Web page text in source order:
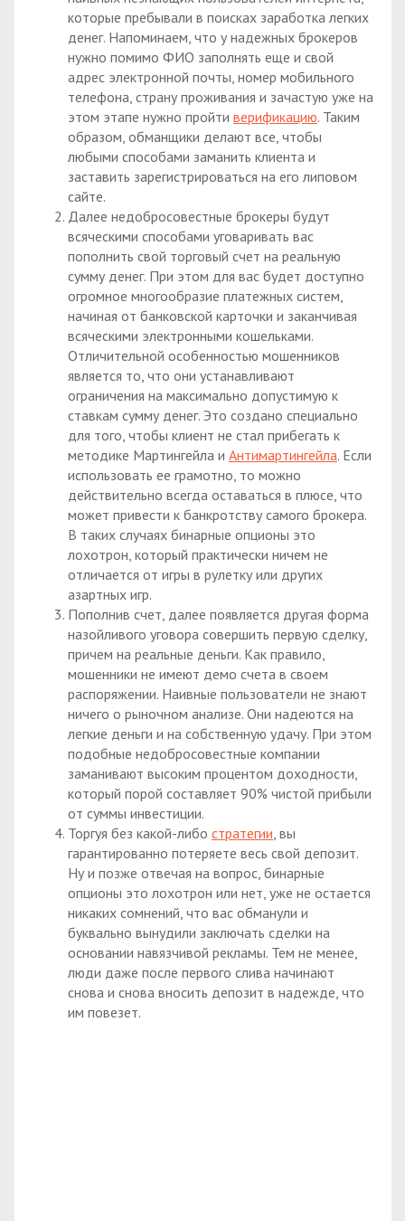
которые пребывали в поисках заработка легких
денег. Напоминаем, что у надежных брокеров
нужно помимо ФИО заполнять еще и свой
адрес электронной почты, номер мобильного
телефона, страну проживания и зачастую уже на
этом этапе нужно пройти верификацию. Таким
образом, обманщики делают все, чтобы
любыми способами заманить клиента и
заставить зарегистрироваться на его липовом
сайте.
Далее недобросовестные брокеры будут
всяческими способами уговаривать вас
пополнить свой торговый счет на реальную
сумму денег. При этом для вас будет доступно
огромное многообразие платежных систем,
начиная от банковской карточки и заканчивая
всяческими электронными кошельками.
Отличительной особенностью мошенников
является то, что они устанавливают
ограничения на максимально допустимую к
ставкам сумму денег. Это создано специально
для того, чтобы клиент не стал прибегать к
методике Мартингейла и Антимартингейла. Если
использовать ее грамотно, то можно
действительно всегда оставаться в плюсе, что
может привести к банкротству самого брокера.
В таких случаях бинарные опционы это
лохотрон, который практически ничем не
отличается от игры в рулетку или других
азартных игр.
Пополнив счет, далее появляется другая форма
назойливого уговора совершить первую сделку,
причем на реальные деньги. Как правило,
мошенники не имеют демо счета в своем
распоряжении. Наивные пользователи не знают
ничего о рыночном анализе. Они надеются на
легкие деньги и на собственную удачу. При этом
подобные недобросовестные компании
заманивают высоким процентом доходности,
который порой составляет 90% чистой прибыли
от суммы инвестиции.
Торгуя без какой-либо стратегии, вы
гарантированно потеряете весь свой депозит.
Ну и позже отвечая на вопрос, бинарные
опционы это лохотрон или нет, уже не остается
никаких сомнений, что вас обманули и
буквально вынудили заключать сделки на
основании навязчивой рекламы. Тем не менее,
люди даже после первого слива начинают
снова и снова вносить депозит в надежде, что
им повезет.